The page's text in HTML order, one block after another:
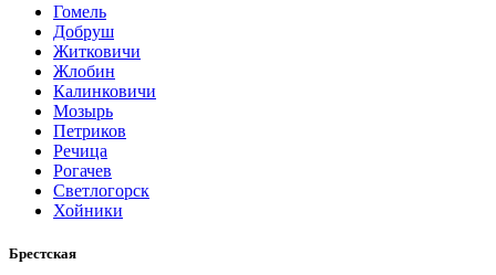
Гомель
Добруш
Житковичи
Жлобин
Калинковичи
Мозырь
Петриков
Речица
Рогачев
Светлогорск
Хойники
Брестская